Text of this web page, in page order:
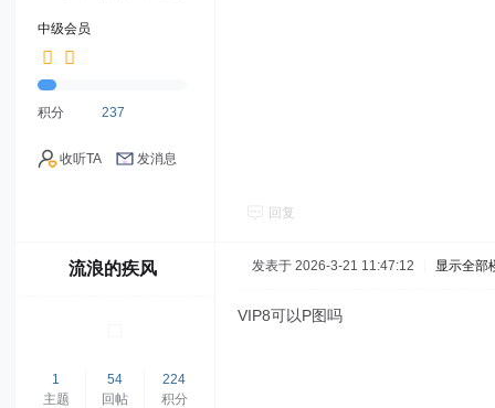
中级会员
积分 237
收听TA 发消息
回复
流浪的疾风
1
主题
54
回帖
224
积分
发表于 2026-3-21 11:47:12 显示全部
VIP8可以P图吗